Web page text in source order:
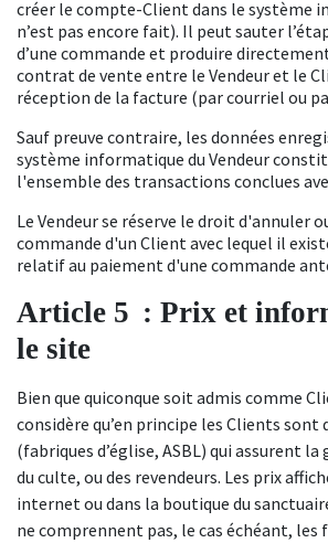
créer le compte-Client dans le système
n’est pas encore fait). Il peut sauter
d’une commande et produire
contrat de vente entre le Vendeuret le
réception de la facture (par courriel ou
Sauf preuve contraire, les données
système informatique du Vendeur
l'ensemble des transactions conclues
Le Vendeur se réserve le droit d'annuler
commande d'un Client avec lequel il
relatif au paiement d'une commande
Article 5 : Prix et
le site
Bien que quiconque soit admis comme
considère qu’en principe les Clients sont
(fabriques d’église, ASBL) qui assurent
du culte, ou des revendeurs. Les prix
internet ou dans la boutique du
ne comprennent pas, le cas échéant, les